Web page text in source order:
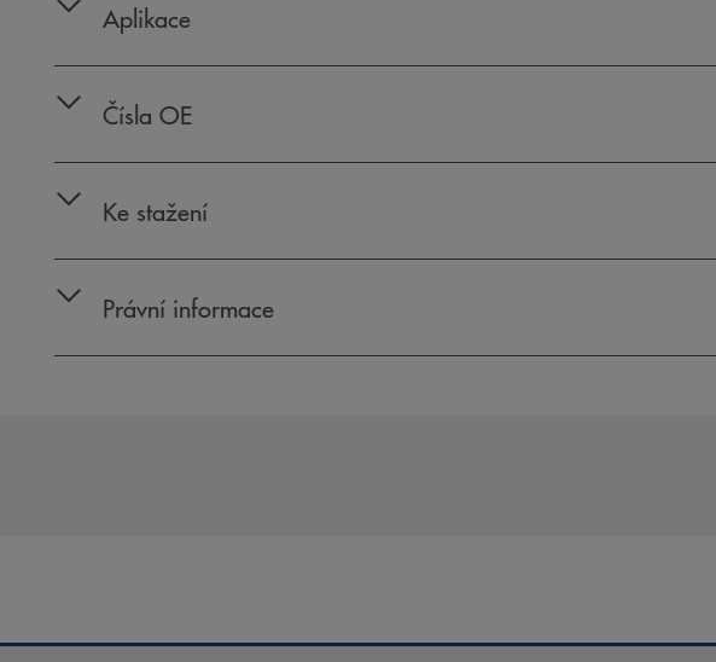
Aplikace
Čísla OE
Ke stažení
Právní informace